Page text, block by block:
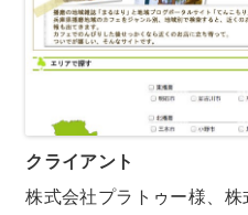
クライアント
株式会社プラトゥー様、株